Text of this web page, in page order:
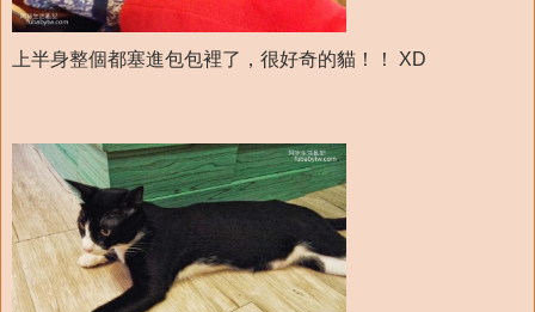
上半身整個都塞進包包裡了，很好奇的貓！！ XD